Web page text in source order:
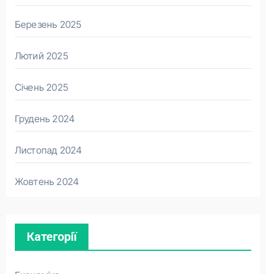
Березень 2025
Лютий 2025
Січень 2025
Грудень 2024
Листопад 2024
Жовтень 2024
Категорії